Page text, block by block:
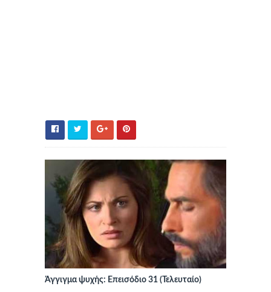
Άγγιγμα ψυχής: Επεισόδιο 31 (Τελευταίο)